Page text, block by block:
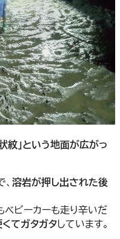
紋」という地面が広がっ
溶岩が押し出された後
ビーカーも走り辛いだ
てガタガタしています。